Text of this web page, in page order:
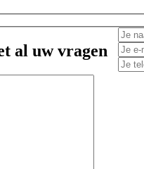
al uw vragen